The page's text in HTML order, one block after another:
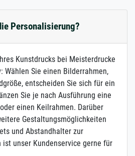
Personalisierung?
Kunstdrucks bei Meisterdrucke
Sie einen Bilderrahmen,
entscheiden Sie sich für ein
Sie je nach Ausführung eine
einen Keilrahmen. Darüber
Gestaltungsmöglichkeiten
und Abstandhalter zur
ist unser Kundenservice gerne für